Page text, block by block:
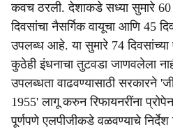
कवच ठरली. देशाकडे सध्या सुमारे 60
दिवसांचा नैसर्गिक वायूचा आणि 45
उपलब्ध आहे. या सुमारे 74
कुठेही इंधनाचा तुटवडा जाणवलेला
उपलब्धता वाढवण्यासाठी सरकारने
1955' लागू करुन रिफायनरींना
पूर्णपणे एलपीजीकडे वळवण्याचे निर्देश